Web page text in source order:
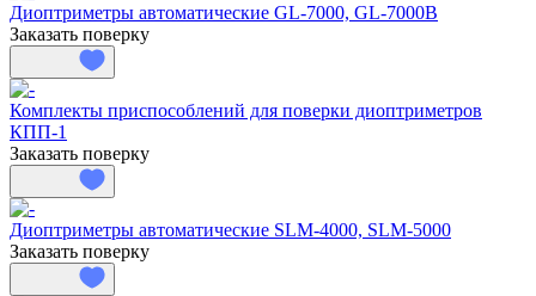
Диоптриметры автоматические GL-7000, GL-7000B
Заказать поверку
Комплекты приспособлений для поверки диоптриметров
КПП-1
Заказать поверку
Диоптриметры автоматические SLM-4000, SLM-5000
Заказать поверку